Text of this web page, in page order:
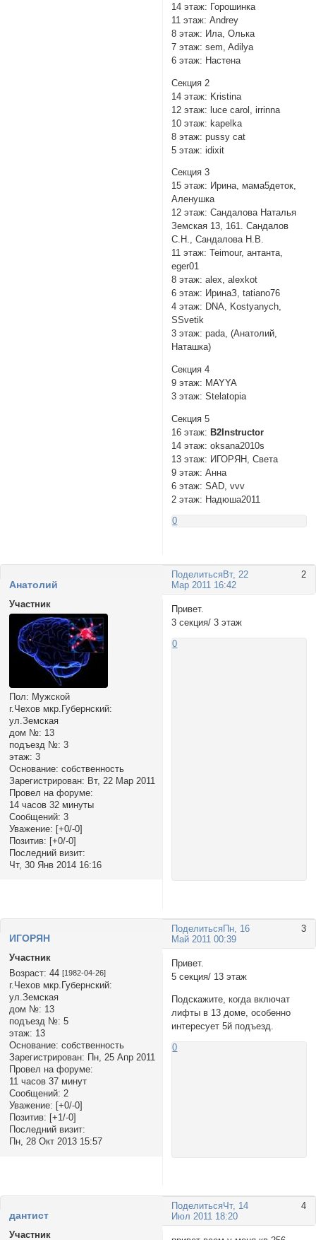
14 этаж: Горошинка
11 этаж: Andrey
8 этаж: Ила, Олька
7 этаж: sem, Adilya
6 этаж: Настена
Секция 2
14 этаж: Kristina
12 этаж: luce carol, irrinna
10 этаж: kapelka
8 этаж: pussy cat
5 этаж: idixit
Секция 3
15 этаж: Ирина, мама5деток,
Аленушка
12 этаж: Сандалова Наталья
Земская 13, 161. Сандалов
С.Н., Сандалова Н.В.
11 этаж: Teimour, антанта,
eger01
8 этаж: alex, alexkot
6 этаж: ИринаЗ, tatiano76
4 этаж: DNA, Kostyanych,
SSvetik
3 этаж: pada, (Анатолий,
Наташка)
Секция 4
9 этаж: MAYYA
3 этаж: Stelatopia
Секция 5
16 этаж: B2Instructоr
14 этаж: oksana2010s
13 этаж: ИГОРЯН, Света
9 этаж: Анна
6 этаж: SAD, vvv
2 этаж: Надюша2011
0
Поделиться 2
Вт, 22
Мар 2011 16:42
Анатолий
Участник
Пол: Мужской
г.Чехов мкр.Губернский:
ул.Земская
дом №: 13
подъезд №: 3
этаж: 3
Основание: собственность
Зарегистрирован: Вт, 22 Мар 2011
Провел на форуме:
14 часов 32 минуты
Сообщений: 3
Уважение: [+0/-0]
Позитив: [+0/-0]
Последний визит:
Чт, 30 Янв 2014 16:16
Привет.
3 секция/ 3 этаж
0
Поделиться 3
Пн, 16
Май 2011 00:39
ИГОРЯН
Участник
Возраст: 44 [1982-04-26]
г.Чехов мкр.Губернский:
ул.Земская
дом №: 13
подъезд №: 5
этаж: 13
Основание: собственность
Зарегистрирован: Пн, 25 Апр 2011
Провел на форуме:
11 часов 37 минут
Сообщений: 2
Уважение: [+0/-0]
Позитив: [+1/-0]
Последний визит:
Пн, 28 Окт 2013 15:57
Привет.
5 секция/ 13 этаж
Подскажите, когда включат
лифты в 13 доме, особенно
интересует 5й подъезд.
0
Поделиться 4
Чт, 14
Июл 2011 18:20
дантист
Участник